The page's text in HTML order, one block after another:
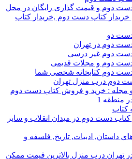
دست دوم و قیمت گذاری رایگان در محل
خریدار کتاب دست دوم ,خریدار کتاب
دست دو
دوم در تهران
دست دوم غیر درسی
دست دوم و مجلات قدیمی
دست دوم کتابخانه شخصی شما
دوم درب منزل تهران
و مجله : خرید و فروش کتاب دست دوم
منطقه 1
کتاب
دست دوم در میدان انقلاب و سایر
داستان, ادبیات, تاریخ, فلسفه و
تهران درب منزل بالاترین قیمت ممکن